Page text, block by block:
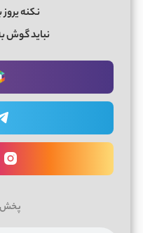
نکنه
نباید گوش
پخش